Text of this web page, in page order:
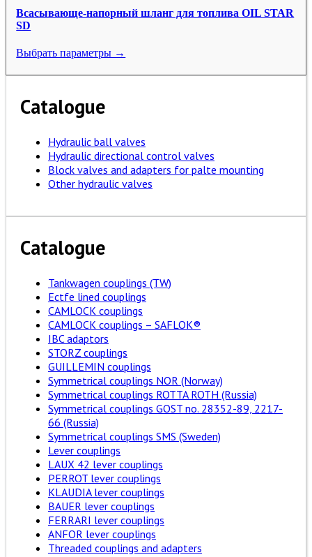
Всасывающе-напорный шланг для топлива OIL STAR
SD
Выбрать параметры →
Catalogue
Hydraulic ball valves
Hydraulic directional control valves
Block valves and adapters for palte mounting
Other hydraulic valves
Catalogue
Tankwagen couplings (TW)
Ectfe lined couplings
CAMLOCK couplings
CAMLOCK couplings – SAFLOK®
IBC adaptors
STORZ couplings
GUILLEMIN couplings
Symmetrical couplings NOR (Norway)
Symmetrical couplings ROTTA ROTH (Russia)
Symmetrical couplings GOST no. 28352-89, 2217-
66 (Russia)
Symmetrical couplings SMS (Sweden)
Lever couplings
LAUX 42 lever couplings
PERROT lever couplings
KLAUDIA lever couplings
BAUER lever couplings
FERRARI lever couplings
ANFOR lever couplings
Threaded couplings and adapters